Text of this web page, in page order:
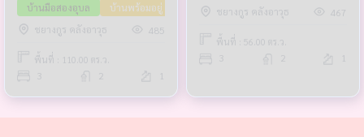
บ้านมือสองอุบล
บ้านพร้อมอยู่ บ้านเนื้อที่เยอะ
ขายต่ำกว่าราคาประเมิน
ชยางกูร คลังอาวุธ
485
พื้นที่ : 110.00 ตร.ว.
ชยางกูร คลังอาวุธ 467
พื้นที่ : 56.00 ตร.ว.
2 1